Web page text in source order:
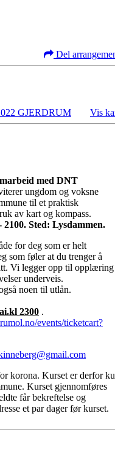
Del
GJERDRUM Vis
med DNT
ungdom og voksne
til et praktisk
av kart og kompass.
Sted: Lysdammen.
for deg som er helt
som føler at du trenger å
Vi legger opp til
underveis.
noen til utlån.
.kl 2300 .
events/ticketcart?
korona. Kurset er derfor
Kurset gjennomføres
får bekreftelse og
et par dager før